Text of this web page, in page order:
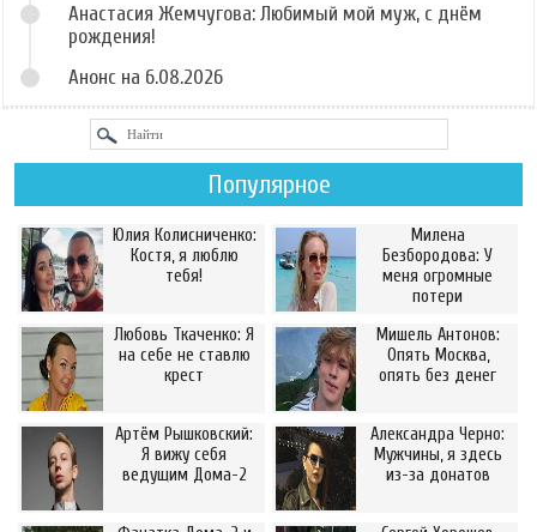
Анастасия Жемчугова: Любимый мой муж, с днём
рождения!
Анонс на 6.08.2026
Популярное
Юлия Колисниченко:
Костя, я люблю
тебя!
Милена
Безбородова: У
меня огромные
потери
Любовь Ткаченко: Я
на себе не ставлю
крест
Мишель Антонов:
Опять Москва,
опять без денег
Артём Рышковский:
Я вижу себя
ведущим Дома-2
Александра Черно:
Мужчины, я здесь
из-за донатов